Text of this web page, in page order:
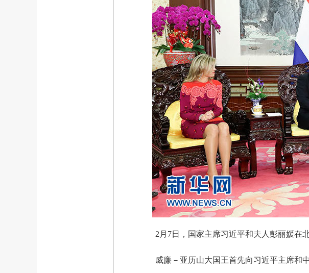
2月7日，国家主席习近平和夫人彭丽媛在
威廉－亚历山大国王首先向习近平主席和中